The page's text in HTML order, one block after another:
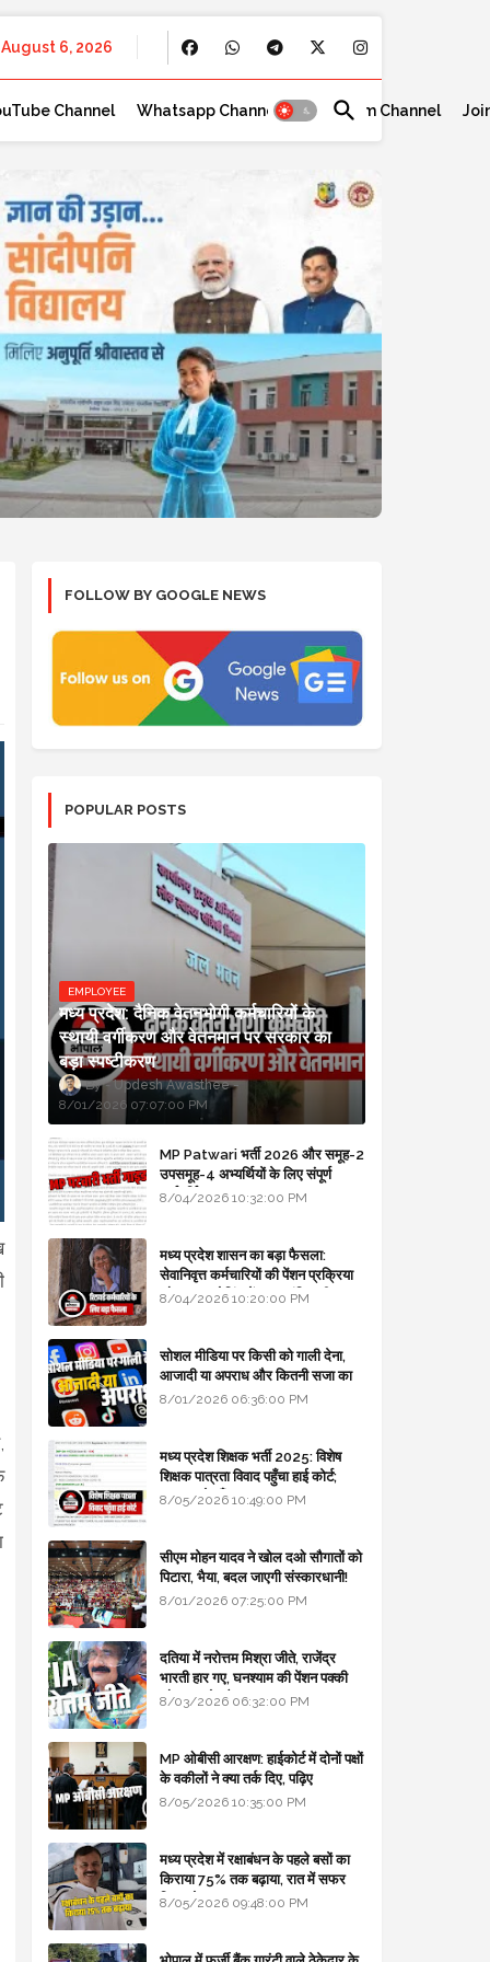
August 6, 2026
Channel Whatsapp Channel Telegram Channel
FOLLOW BY GOOGLE NEWS
POPULAR POSTS
EMPLOYEE
मध्य प्रदेश: दैनिक वेतनभोगी कर्मचारियों के
स्थायी वर्गीकरण और वेतनमान पर सरकार का
बड़ा स्पष्टीकरण
Updesh Awasthee
8/01/2026 07:07:00 PM
MP Patwari भर्ती 2026 और समूह-2
उपसमूह-4 अभ्यर्थियों के लिए संपूर्ण
मार्गदर्शिका
8/04/2026 10:32:00 PM
मध्य प्रदेश शासन का बड़ा फैसला:
सेवानिवृत्त कर्मचारियों की पेंशन प्रक्रिया
और बजट कोडिंग में हुए क्रांतिकारी
8/04/2026 10:20:00 PM
सोशल मीडिया पर किसी को गाली देना,
आजादी या अपराध और कितनी सजा का
प्रावधान - free legal advice
8/01/2026 06:36:00 PM
मध्य प्रदेश शिक्षक भर्ती 2025: विशेष
शिक्षक पात्रता विवाद पहुँचा हाई कोर्ट;
सरकार से माँगा जवाब
8/05/2026 10:49:00 PM
सीएम मोहन यादव ने खोल दओ सौगातों को
पिटारा, भैया, बदल जाएगी संस्कारधानी!
8/01/2026 07:25:00 PM
दतिया में नरोत्तम मिश्रा जीते, राजेंद्र
भारती हार गए, घनश्याम की पेंशन पक्की
और आशुतोष बैक टू...
8/03/2026 06:32:00 PM
MP ओबीसी आरक्षण: हाईकोर्ट में दोनों पक्षों
के वकीलों ने क्या तर्क दिए, पढ़िए
8/05/2026 10:35:00 PM
मध्य प्रदेश में रक्षाबंधन के पहले बसों का
किराया 75% तक बढ़ाया, रात में सफर
किया तो 10% एक्स्ट्रा
8/05/2026 09:48:00 PM